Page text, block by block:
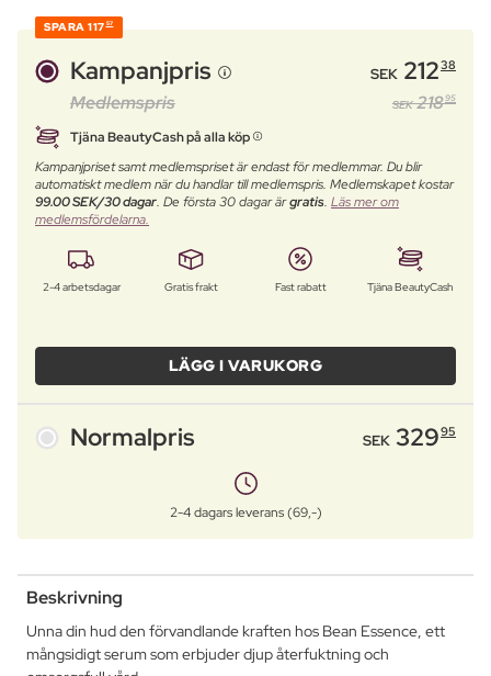
SPARA 117 57
Kampanjpris SEK 21238
Medlemspris SEK 21895
Tjäna BeautyCash på alla köp
Kampanjpriset samt medlemspriset är endast för medlemmar. Du blir
automatiskt medlem när du handlar till medlemspris. Medlemskapet kostar
99.00 SEK/30 dagar. De första 30 dagar ärgratis. Läs mer om
medlemsfördelarna.
2-4 arbetsdagar Gratis frakt Fast rabatt Tjäna BeautyCash
LÄGG I VARUKORG
Normalpris SEK 32995
2-4 dagars leverans (69,-)
Beskrivning
Unna din hud den förvandlande kraften hos Bean Essence, ett
mångsidigt serum som erbjuder djup återfuktning och